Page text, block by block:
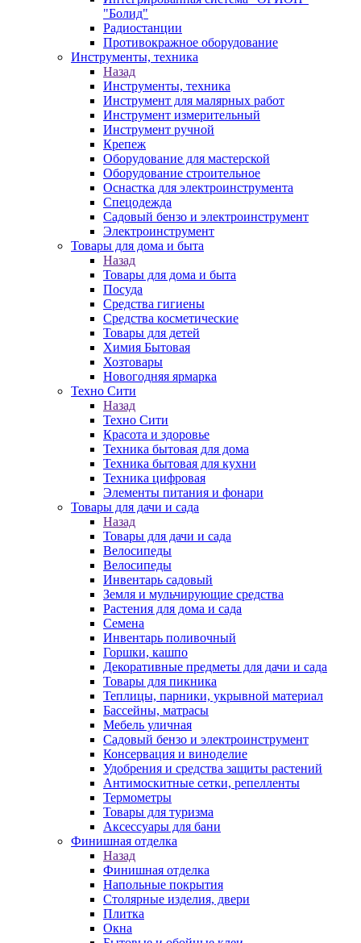
"Болид"
Радиостанции
Противокражное оборудование
Инструменты, техника
Назад
Инструменты, техника
Инструмент для малярных работ
Инструмент измерительный
Инструмент ручной
Крепеж
Оборудование для мастерской
Оборудование строительное
Оснастка для электроинструмента
Спецодежда
Садовый бензо и электроинструмент
Электроинструмент
Товары для дома и быта
Назад
Товары для дома и быта
Посуда
Средства гигиены
Средства косметические
Товары для детей
Химия Бытовая
Хозтовары
Новогодняя ярмарка
Техно Сити
Назад
Техно Сити
Красота и здоровье
Техника бытовая для дома
Техника бытовая для кухни
Техника цифровая
Элементы питания и фонари
Товары для дачи и сада
Назад
Товары для дачи и сада
Велосипеды
Велосипеды
Инвентарь садовый
Земля и мульчирующие средства
Растения для дома и сада
Семена
Инвентарь поливочный
Горшки, кашпо
Декоративные предметы для дачи и сада
Товары для пикника
Теплицы, парники, укрывной материал
Бассейны, матрасы
Мебель уличная
Садовый бензо и электроинструмент
Консервация и виноделие
Удобрения и средства защиты растений
Антимоскитные сетки, репелленты
Термометры
Товары для туризма
Аксессуары для бани
Финишная отделка
Назад
Финишная отделка
Напольные покрытия
Столярные изделия, двери
Плитка
Окна